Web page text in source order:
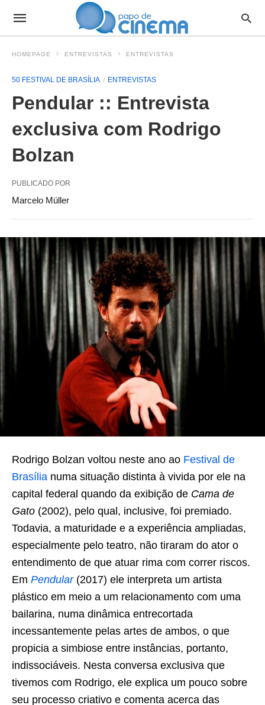
HOMEPAGE ENTREVISTAS ENTREVISTAS
50 FESTIVAL DE BRASÍLIA ENTREVISTAS
Pendular :: Entrevista
exclusiva com Rodrigo
Bolzan
PUBLICADO POR
Marcelo Müller
Rodrigo Bolzan voltou neste ano ao Festival de
Brasília numa situação distinta à vivida por ele na
capital federal quando da exibição de Cama de
Gato (2002), pelo qual, inclusive, foi premiado.
Todavia, a maturidade e a experiência ampliadas,
especialmente pelo teatro, não tiraram do ator o
entendimento de que atuar rima com correr riscos.
Em Pendular (2017) ele interpreta um artista
plástico em meio a um relacionamento com uma
bailarina, numa dinâmica entrecortada
incessantemente pelas artes de ambos, o que
propicia a simbiose entre instâncias, portanto,
indissociáveis. Nesta conversa exclusiva que
tivemos com Rodrigo, ele explica um pouco sobre
seu processo criativo e comenta acerca das